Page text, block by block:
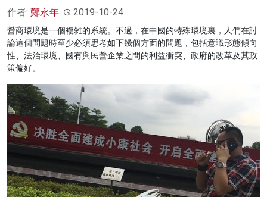
作者: 鄭永年 2019-10-24
營商環境是一個複雜的系統。不過，在中國的特殊環境裏，人們在討
論這個問題時至少必須思考如下幾個方面的問題，包括意識形態傾向
性、法治環境、國有與民營企業之間的利益衝突、政府的改革及其政
策偏好。